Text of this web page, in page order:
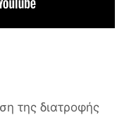
της διατροφής